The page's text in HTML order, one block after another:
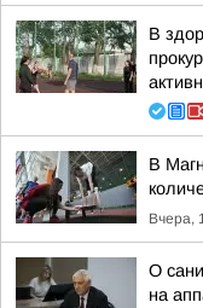
В
В
Вчера,
О
на